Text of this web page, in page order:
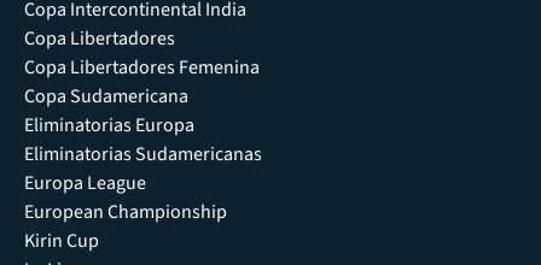
Copa Intercontinental India
Copa Libertadores
Copa Libertadores Femenina
Copa Sudamericana
Eliminatorias Europa
Eliminatorias Sudamericanas
Europa League
European Championship
Kirin Cup